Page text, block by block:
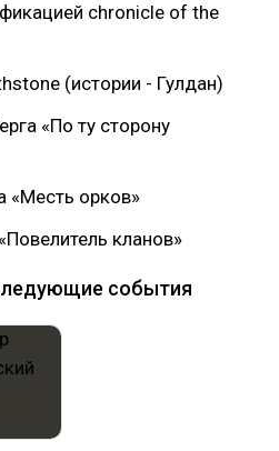
chronicle of the
(истории - Гулдан)
«По ту сторону
«Месть орков»
кланов»
события